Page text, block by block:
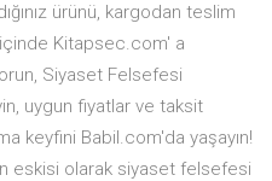
ürünü, kargodan teslim
içinde Kitapsec.com' a
Siyaset Felsefesi
uygun fiyatlar ve taksit
keyfini Babil.com'da yaşayın!
eskisi olarak siyaset felsefesi